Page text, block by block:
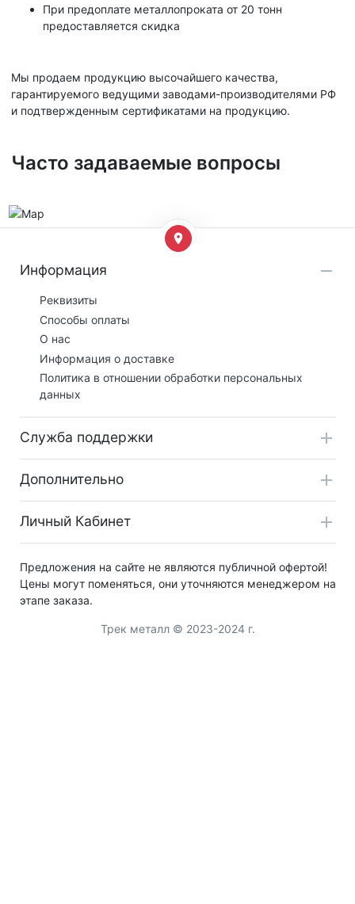
При предоплате металлопроката от 20 тонн
предоставляется скидка
Мы продаем продукцию высочайшего качества,
гарантируемого ведущими заводами-производителями РФ
и подтвержденным сертификатами на продукцию.
Часто задаваемые вопросы
Информация
Реквизиты
Способы оплаты
О нас
Информация о доставке
Политика в отношении обработки персональных
данных
Служба поддержки
Дополнительно
Личный Кабинет
Предложения на сайте не являются публичной офертой!
Цены могут поменяться, они уточняются менеджером на
этапе заказа.
Трек металл © 2023-2024 г.